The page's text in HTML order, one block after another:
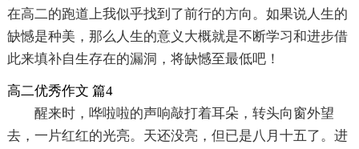
在高二的跑道上我似乎找到了前行的方向。如果说人生的
缺憾是种美，那么人生的意义大概就是不断学习和进步借
此来填补自生存在的漏洞，将缺憾至最低吧！
高二优秀作文 篇4
醒来时，哗啦啦的声响敲打着耳朵，转头向窗外望
去，一片红红的光亮。天还没亮，但已是八月十五了。进